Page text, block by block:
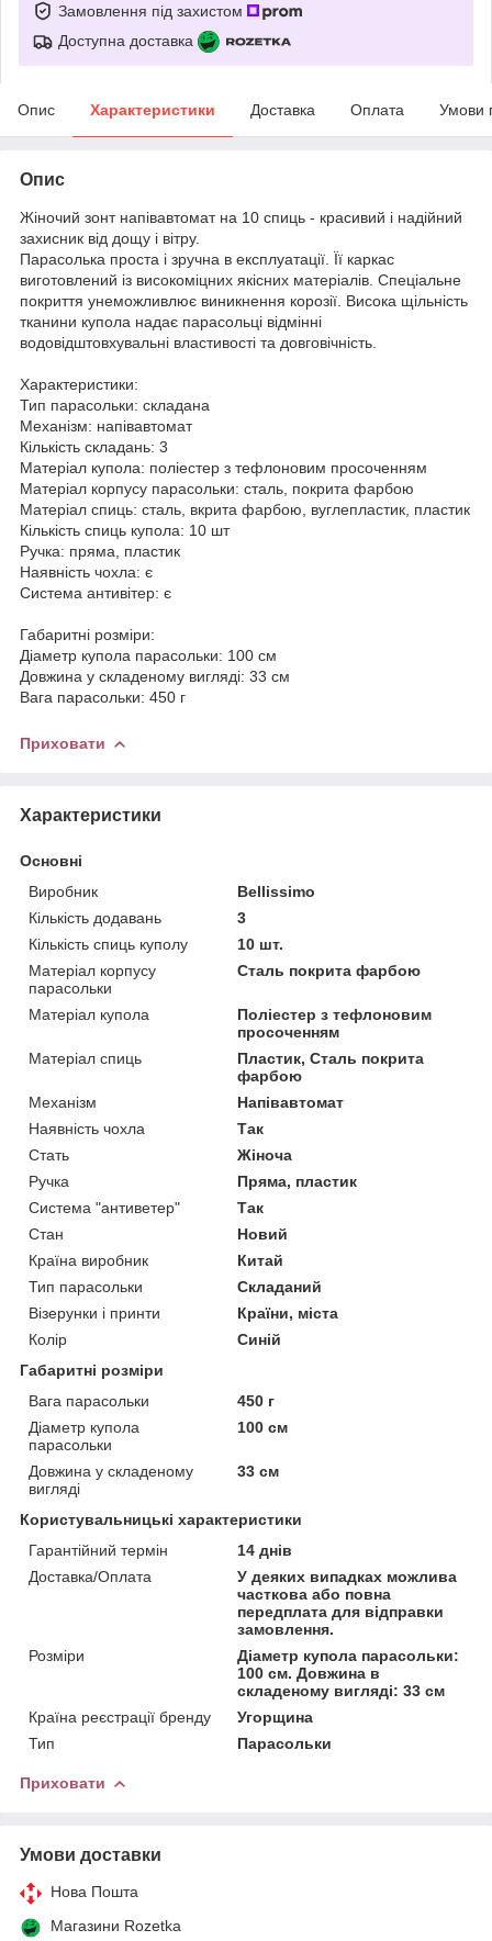
Замовлення під захистом
Доступна доставка
Опис Характеристики Доставка Оплата Умови
Опис
Жіночий зонт напівавтомат на 10 спиць - красивий і надійний
захисник від дощу і вітру.
Парасолька проста і зручна в експлуатації. Її каркас
виготовлений із високоміцних якісних матеріалів. Спеціальне
покриття унеможливлює виникнення корозії. Висока щільність
тканини купола надає парасольці відмінні
водовідштовхувальні властивості та довговічність.
Характеристики:
Тип парасольки: складана
Механізм: напівавтомат
Кількість складань: 3
Матеріал купола: поліестер з тефлоновим просоченням
Матеріал корпусу парасольки: сталь, покрита фарбою
Матеріал спиць: сталь, вкрита фарбою, вуглепластик, пластик
Кількість спиць купола: 10 шт
Ручка: пряма, пластик
Наявність чохла: є
Система антивітер: є
Габаритні розміри:
Діаметр купола парасольки: 100 см
Довжина у складеному вигляді: 33 см
Вага парасольки: 450 г
Приховати
Характеристики
Основні
Виробник
Bellissimo
Кількість додавань
3
Кількість спиць куполу
10 шт.
Матеріал корпусу
парасольки
Сталь покрита фарбою
Матеріал купола
Поліестер з тефлоновим
просоченням
Матеріал спиць
Пластик, Сталь покрита
фарбою
Механізм
Напівавтомат
Наявність чохла
Так
Стать
Жіноча
Ручка
Пряма, пластик
Система "антиветер"
Так
Стан
Новий
Країна виробник
Китай
Тип парасольки
Складаний
Візерунки і принти
Країни, міста
Колір
Синій
Габаритні розміри
Вага парасольки
450 г
Діаметр купола
парасольки
100 см
Довжина у складеному
вигляді
33 см
Користувальницькі характеристики
Гарантійний термін
14 днів
Доставка/Оплата
У деяких випадках можлива
часткова або повна
передплата для відправки
замовлення.
Розміри
Діаметр купола парасольки:
100 см. Довжина в
складеному вигляді: 33 см
Країна реєстрації бренду
Угорщина
Тип
Парасольки
Приховати
Умови доставки
Нова Пошта
Магазини Rozetka